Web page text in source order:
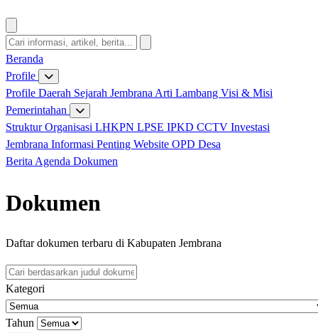
Beranda
Profile
Profile Daerah Sejarah Jembrana Arti Lambang Visi & Misi
Pemerintahan
Struktur Organisasi LHKPN LPSE IPKD CCTV Investasi
Jembrana Informasi Penting Website OPD Desa
Berita Agenda Dokumen
Dokumen
Daftar dokumen terbaru di Kabupaten Jembrana
Kategori
Tahun